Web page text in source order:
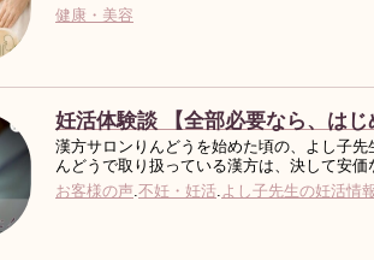
健康・美容
妊活体験談 【全部必要なら、はじ
漢方サロンりんどうを始めた頃の、よし子
んどうで取り扱っている漢方は、決して安価
お客様の声.不妊・妊活.よし子先生の妊活情